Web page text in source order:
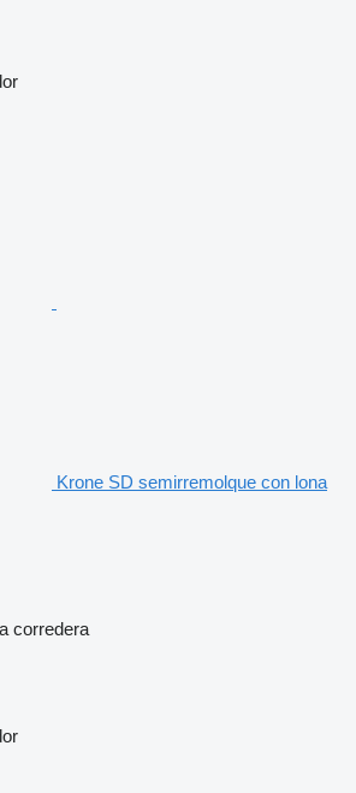
Krone SD semirremolque con lona
corredera